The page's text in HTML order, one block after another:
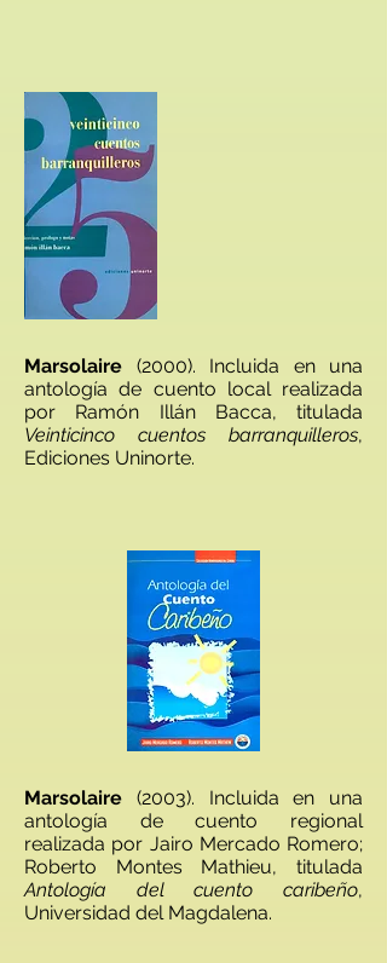
​​Marsolaire (2000). Incluida en una
antología de cuento local realizada
por Ramón Illán Bacca, titulada
Veinticinco cuentos barranquilleros,
Ediciones Uninorte.
Marsolaire (2003). Incluida en una
antología de cuento regional
realizada por Jairo Mercado Romero;
Roberto Montes Mathieu, titulada
Antología del cuento caribeño,
Universidad del Magdalena.